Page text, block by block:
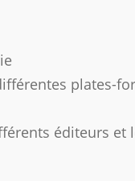
plates-
éditeurs